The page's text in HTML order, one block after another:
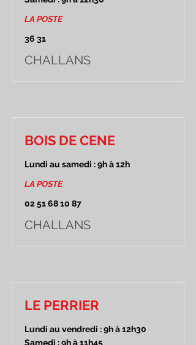
LA POSTE
36 31
CHALLANS
BOIS DE CENE
Lundi au samedi : 9h à 12h
LA POSTE
02 51 68 10 87
CHALLANS
LE PERRIER
Lundi au vendredi : 9h à 12h30
Samedi : 9h à 11h45